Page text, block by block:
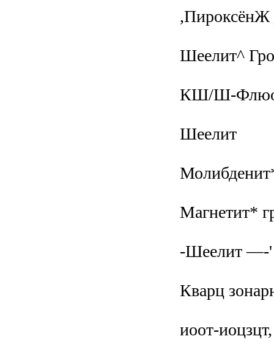
,ПироксёнЖ
Шеелит^
КШ/Ш-
Шеелит
Магнетит*
-Шеелит —-'
Кварц
иоот-